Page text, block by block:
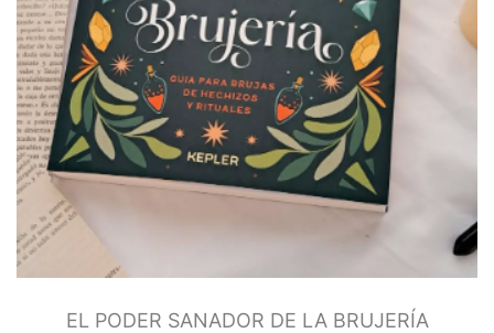
EL PODER SANADOR DE LA BRUJERÍA